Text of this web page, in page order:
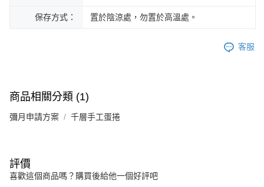
保存方式： 置於陰涼處，勿置於高溫處。
客服
商品相關分類 (1)
彌月申請方案 千層手工蛋捲
評價
喜歡這個商品嗎？購買後給他一個好評吧